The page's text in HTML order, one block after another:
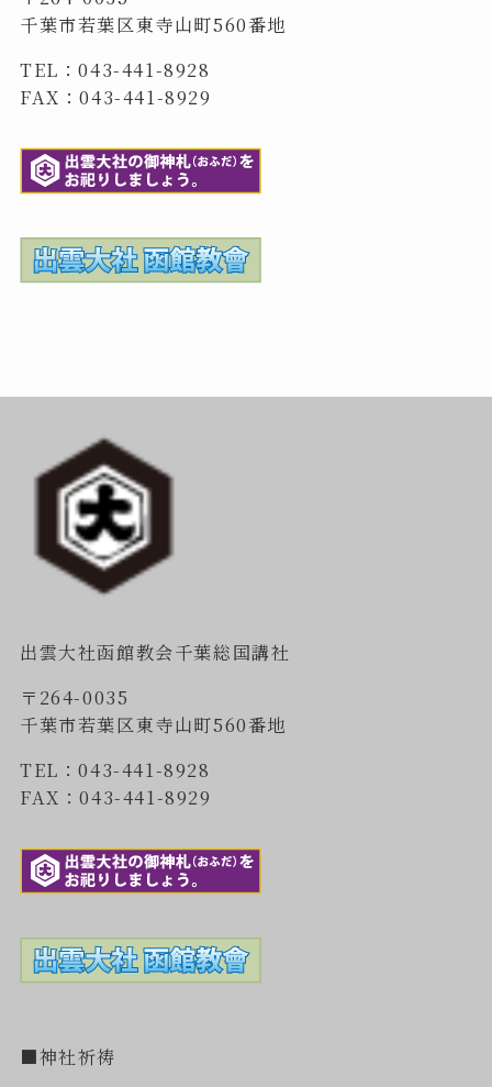
千葉市若葉区東寺山町560番地
TEL：043-441-8928
FAX：043-441-8929
出雲大社函館教会千葉総国講社
〒264-0035
千葉市若葉区東寺山町560番地
TEL：043-441-8928
FAX：043-441-8929
■神社祈祷